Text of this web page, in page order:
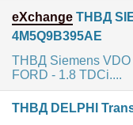
eXchange ТНВД
4M5Q9B395AE
ТНВД Siemens VDO
FORD - 1.8 TDCi....
ТНВД DELPHI